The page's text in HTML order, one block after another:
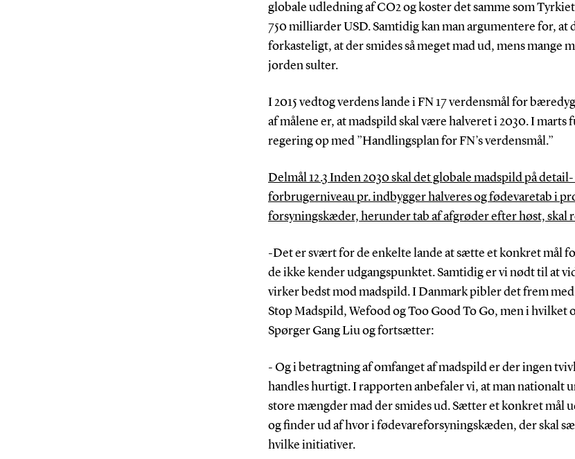
globale udledning af CO2 og koster det samme som
750 milliarder USD. Samtidig kan man argumentere for, at
forkasteligt, at der smides så meget mad ud, mens mange
jorden sulter.
I 2015 vedtog verdens lande i FN 17 verdensmål for
af målene er, at madspild skal være halveret i 2030. I marts
regering op med ”Handlingsplan for FN’s verdensmål.”
Delmål 12.3 Inden 2030 skal det globale madspild på
forbrugerniveau pr. indbygger halveres og fødevaretab i
forsyningskæder, herunder tab af afgrøder efter høst, skal
-Det er svært for de enkelte lande at sætte et konkret mål
de ikke kender udgangspunktet. Samtidig er vi nødt til at
virker bedst mod madspild. I Danmark pibler det frem
Stop Madspild, Wefood og Too Good To Go, men i hvilket
Spørger Gang Liu og fortsætter:
- Og i betragtning af omfanget af madspild er der ingen tvivl
handles hurtigt. I rapporten anbefaler vi, at man nationalt
store mængder mad der smides ud. Sætter et konkret mål
og finder ud af hvor i fødevareforsyningskæden, der skal
hvilke initiativer.